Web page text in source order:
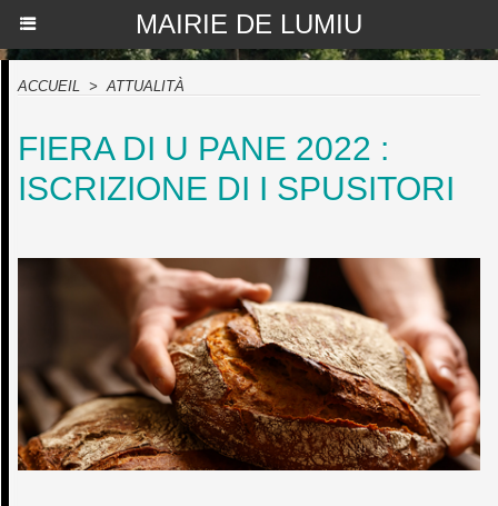
MAIRIE DE LUMIU
ACCUEIL > ATTUALITÀ
FIERA DI U PANE 2022 :
ISCRIZIONE DI I SPUSITORI